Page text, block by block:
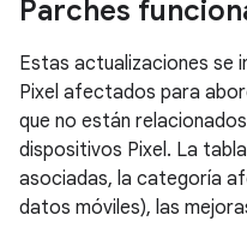
Parches
Estas actualizaciones se
Pixel afectados para
que no están
dispositivos Pixel. La
asociadas, la categoría
datos móviles), las